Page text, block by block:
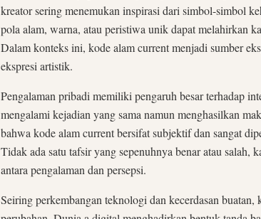
kreator sering menemukan inspirasi dari simbol-simbol
pola alam, warna, atau peristiwa unik dapat melahirkan
Dalam konteks ini, kode alam current menjadi sumber
ekspresi artistik.
Pengalaman pribadi memiliki pengaruh besar terhadap
mengalami kejadian yang sama namun menghasilkan
bahwa kode alam current bersifat subjektif dan sangat
Tidak ada satu tafsir yang sepenuhnya benar atau salah,
antara pengalaman dan persepsi.
Seiring perkembangan teknologi dan kecerdasan